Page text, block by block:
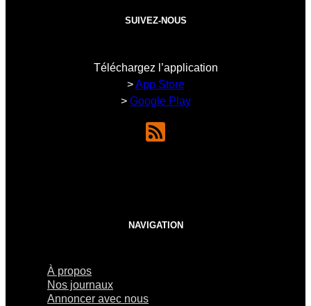
SUIVEZ-NOUS
Téléchargez l’application
>App Store
> Google Play
NAVIGATION
À propos
Nos journaux
Annoncer avec nous